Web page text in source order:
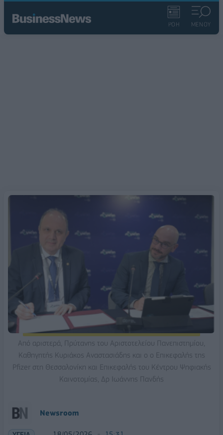
ΡΟΗ ΜΕΝΟΥ
Από αριστερά, Πρύτανης του Αριστοτελείου Πανεπιστημίου,
Καθηγητής Κυριάκος Αναστασιάδης και ο ο Επικεφαλής της
Pfizer στη Θεσσαλονίκη και Επικεφαλής του Κέντρου Ψηφιακής
Καινοτομίας, Δρ Ιωάννης Πανδής
Νewsroom